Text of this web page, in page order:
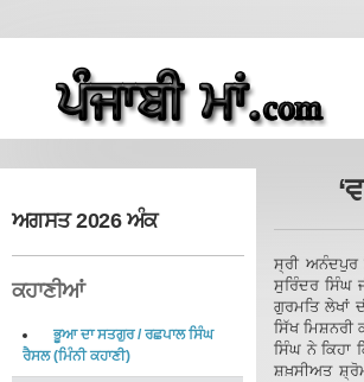
ਅਗਸਤ 2026 ਅੰਕ
ਕਹਾਣੀਆਂ
ਭੂਆ ਦਾ ਸਤਗੁਰ/ਰਛਪਾਲ ਸਿੰਘ
ਰੈਸਲ(ਮਿੰਨੀ ਕਹਾਣੀ)
ਸ੍ਰੀ ਅਨੰਦਪੁਰ
ਸੁਰਿੰਦਰ ਸਿੰਘ
ਗੁਰਮਤਿ ਲੇਖਾਂ
ਸਿੱਖ
ਸਿੰਘ ਨੇ ਕਿਹਾ
ਸ਼ਖ਼ਸੀਅਤ